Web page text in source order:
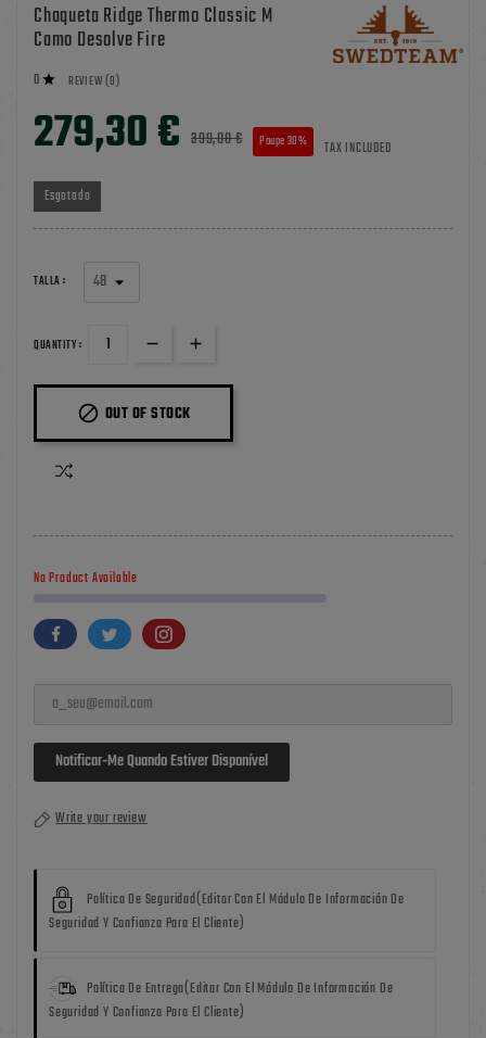
Chaqueta Ridge Thermo Classic M
Camo Desolve Fire
0  REVIEW (0)
279,30 € 399,00 € Poupe 30% TAX INCLUDED
Esgotado
TALLA :
QUANTITY :
 OUT OF STOCK
No Product Available
Notificar-Me Quando Estiver Disponível
Write your review
Política De Seguridad(editar Con El Módulo De Información De
Seguridad Y Confianza Para El Cliente)
Política De Entrega(editar Con El Módulo De Información De
Seguridad Y Confianza Para El Cliente)